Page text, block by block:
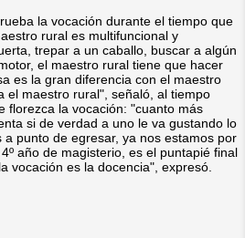
la vocación durante el tiempo que
rural es multifuncional y
trepar a un caballo, buscar a algún
el maestro rural tiene que hacer
es la gran diferencia con el maestro
el maestro rural", señaló, al tiempo
florezca la vocación: "cuanto más
si de verdad a uno le va gustando lo
punto de egresar, ya nos estamos por
año de magisterio, es el puntapié final
vocación es la docencia", expresó.